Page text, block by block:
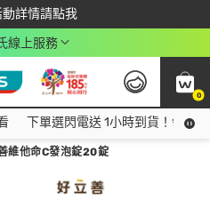
詳情請點我
最高回饋$350
線上服務
0
下單選閃電送 1小時到貨！領神
維他命C發泡錠20錠